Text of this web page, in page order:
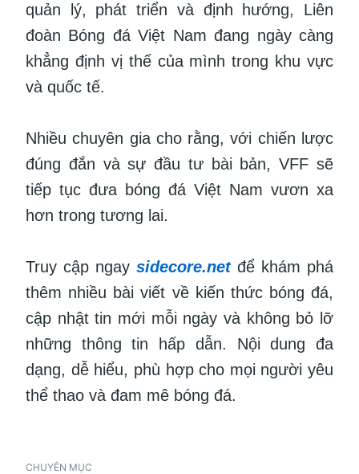
quản lý, phát triển và định hướng, Liên
đoàn Bóng đá Việt Nam đang ngày càng
khẳng định vị thế của mình trong khu vực
và quốc tế.
Nhiều chuyên gia cho rằng, với chiến lược
đúng đắn và sự đầu tư bài bản, VFF sẽ
tiếp tục đưa bóng đá Việt Nam vươn xa
hơn trong tương lai.
Truy cập ngay sidecore.netđể khám phá
thêm nhiều bài viết về kiến thức bóng đá,
cập nhật tin mới mỗi ngày và không bỏ lỡ
những thông tin hấp dẫn. Nội dung đa
dạng, dễ hiểu, phù hợp cho mọi người yêu
thể thao và đam mê bóng đá.
CHUYÊN MỤC